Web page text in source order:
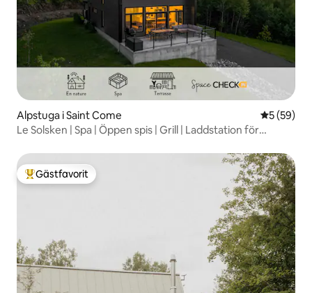
Alpstuga i Saint Come 5 av 5 i
5 (59)
Le Solsken | Spa | Öppen spis | Grill | Laddstation för
Populär gästfavorit
Gästfavorit